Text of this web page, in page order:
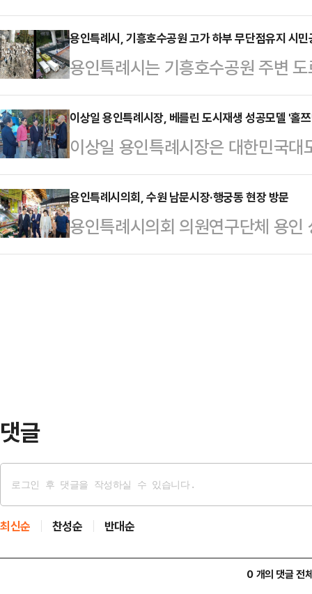
△용인시 집합건물 관리에 관한 감
계획안 3건, 동의안 8건, 기타 1건
임위원회에서 심사한 내용을 살펴
무감사 계획서를 확정하고…
했다고 10일 밝혔다.9월 정기분 재
며, 납부 기한은 9월 30일까지다.
CD/ATM기기 △인터넷지로
위택스·지방세입계좌 이체) △간편
해 할 수 있다.지방세 종이 고지서
자송달 서비스를 신청한 과세 대상
고, 자동이체를 함께 …
용인특례시, 기흥호수공원 고가 하부 무단점유지 시
용인특례시는 기흥호수공원 주변
공유재산과 유휴부지 실태조사를
을 진행 중이라고 9일 밝혔다.단속
받지 않고 사용하는 가설시설물
다.단속을 위해 구는 지적측량과 공
고, 현장답사와 드론 모니터링 등의
관련부서·기관과 협의해 해당정보
상복구 명령을 내렷다.이 결과 기흥
이상일 용인특례시장, 베를린 도시재생 성공모델 '홀
이상일 용인특례시장은 대한민국
시장, 이동환 고양시장, 김병수 김
일 베를린에서 시민들이 협동조합
델 '홀쯔막트 25(Holzmarkt 25)'를
살펴봤다.이 시장 일행이 7일 방문
용인특례시의회, 수원 남문시장·행궁동 현장 방문
용인특례시의회 의원연구단체 용
고회를 개최한 뒤, 수원특례시 남
댓글
최신순 찬성순 반대순
0 개의 댓글 전